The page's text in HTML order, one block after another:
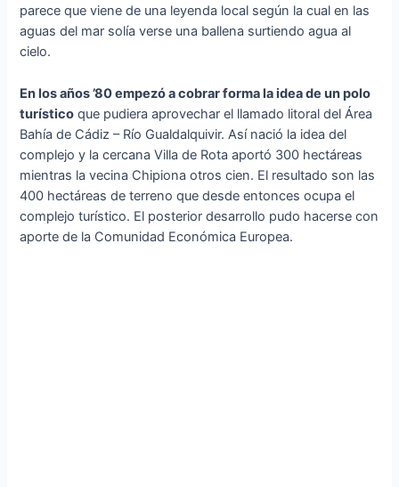
parece que viene de una leyenda local según la cual en las
aguas del mar solía verse una ballena surtiendo agua al
cielo.
En los años ’80 empezó a cobrar forma la idea de un polo
turístico que pudiera aprovechar el llamado litoral del Área
Bahía de Cádiz – Río Gualdalquivir. Así nació la idea del
complejo y la cercana Villa de Rota aportó 300 hectáreas
mientras la vecina Chipiona otros cien. El resultado son las
400 hectáreas de terreno que desde entonces ocupa el
complejo turístico. El posterior desarrollo pudo hacerse con
aporte de la Comunidad Económica Europea.